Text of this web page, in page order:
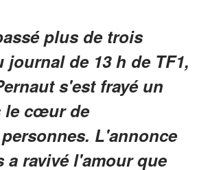
plus de trois
journal de 13 h de TF1,
s'est frayé un
le cœur de
L'annonce
a ravivé l'amour que